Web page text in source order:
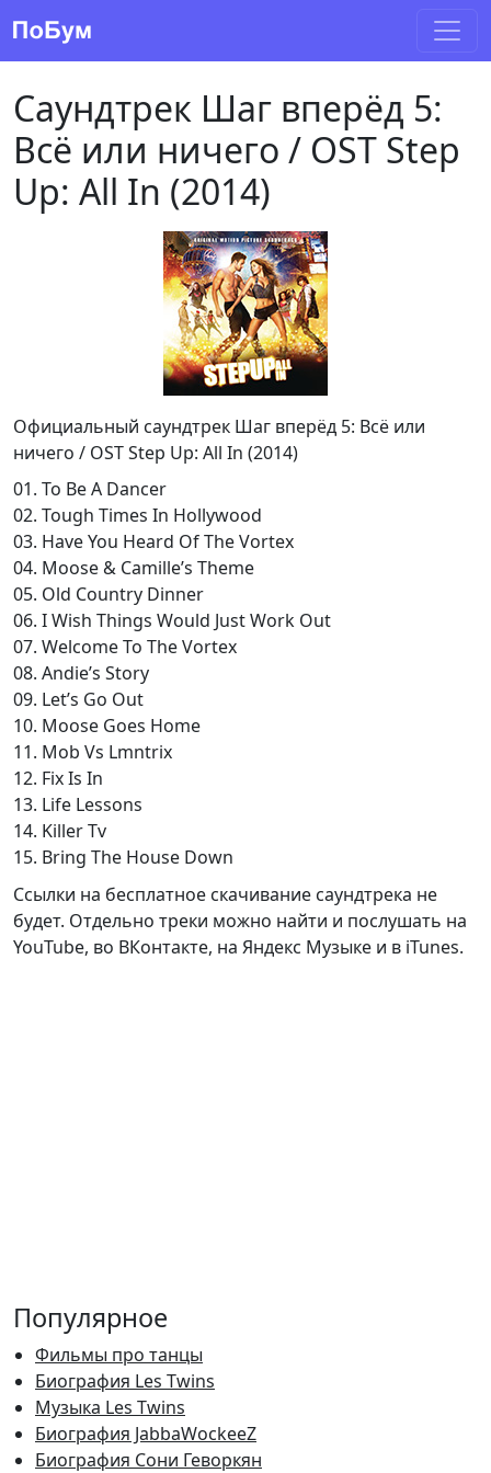
Саундтрек Шаг вперёд 5:
Всё или ничего / OST Step
Up: All In (2014)
Официальный саундтрек Шаг вперёд 5: Всё или
ничего / OST Step Up: All In (2014)
01. To Be A Dancer
02. Tough Times In Hollywood
03. Have You Heard Of The Vortex
04. Moose & Camille’s Theme
05. Old Country Dinner
06. I Wish Things Would Just Work Out
07. Welcome To The Vortex
08. Andie’s Story
09. Let’s Go Out
10. Moose Goes Home
11. Mob Vs Lmntrix
12. Fix Is In
13. Life Lessons
14. Killer Tv
15. Bring The House Down
Ссылки на бесплатное скачивание саундтрека не
будет. Отдельно треки можно найти и послушать на
YouTube, во ВКонтакте, на Яндекс Музыке и в iTunes.
Популярное
Фильмы про танцы
Биография Les Twins
Музыка Les Twins
Биография JabbaWockeeZ
Биография Сони Геворкян